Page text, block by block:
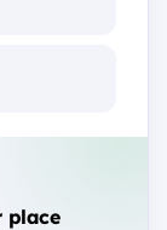
place